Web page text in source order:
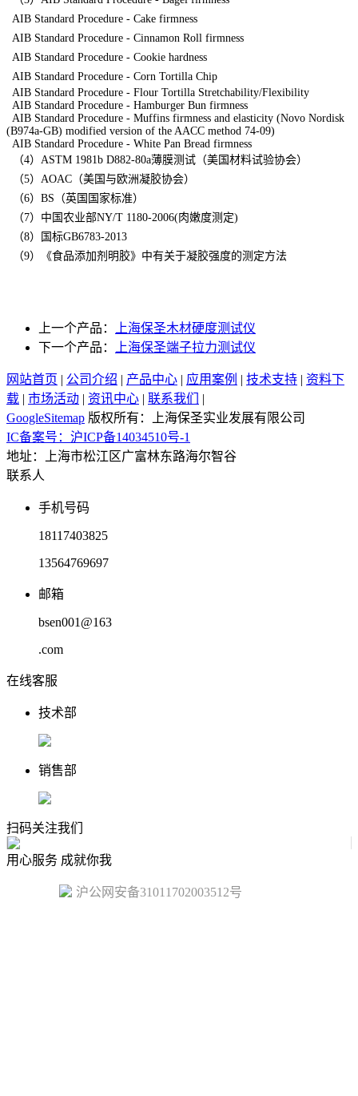
AIB Standard Procedure - Cake firmness
AIB Standard Procedure - Cinnamon Roll firmness
AIB Standard Procedure - Cookie hardness
AIB Standard Procedure - Corn Tortilla Chip
AIB Standard Procedure - Flour Tortilla Stretchability/Flexibility
AIB Standard Procedure - Hamburger Bun firmness
AIB Standard Procedure - Muffins firmness and elasticity (Novo Nordisk
(B974a-GB) modified version of the AACC method 74-09)
AIB Standard Procedure - White Pan Bread firmness
（4）ASTM 1981b D882-80a薄膜测试（美国材料试验协会）
（5）AOAC（美国与欧洲凝胶协会）
（6）BS（英国国家标准）
（7）中国农业部NY/T 1180-2006(肉嫩度测定)
（8）国标GB6783-2013
（9）《食品添加剂明胶》中有关于凝胶强度的测定方法
上一个产品：
上海保圣木材硬度测试仪
下一个产品：
上海保圣端子拉力测试仪
网站首页 | 公司介绍 | 产品中心 | 应用案例 | 技术支持 | 资料下
载 | 市场活动 | 资讯中心 | 联系我们
|
GoogleSitemap 版权所有：上海保圣实业发展有限公司
IC备案号：沪ICP备14034510号-1
地址：上海市松江区广富林东路海尔智谷
联系人
手机号码
18117403825
13564769697
邮箱
bsen001@163
.com
在线客服
技术部
销售部
扫码关注我们
用心服务 成就你我
沪公网安备31011702003512号